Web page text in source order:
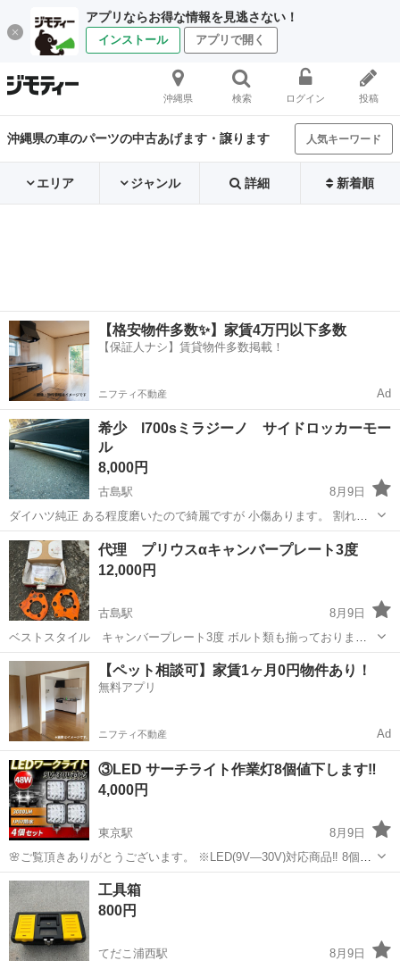
アプリならお得な情報を見逃さない！
インストール アプリで開く
沖縄県 検索 ログイン 投稿
沖縄県の車のパーツの中古あげます・譲ります 人気キーワード
エリア ジャンル 詳細 新着順
【格安物件多数✨】家賃4万円以下多数
【保証人ナシ】賃貸物件多数掲載！
ニフティ不動産 Ad
希少 l700sミラジーノ サイドロッカーモー
ル
8,000円
古島駅
8月9日
ダイハツ純正 ある程度磨いたので綺麗ですが 小傷あります。 割れ、
大きな傷などはありません。 両面テープのみで取り付ける物になりま
す。 テープの張り替えは購入者の方でお願いします。 ノークレームノ
ーリターン 値下げ不可...
沖縄 那覇市 古島駅 車のパーツ
代理 プリウスαキャンバープレート3度
12,000円
古島駅
8月9日
ベストスタイル キャンバープレート3度 ボルト類も揃っておりま
す。 ノークレームノーリターン 値下げ不可 細かい方、神経質な方お
断り
沖縄 那覇市 古島駅 車のパーツ キャンバー
【ペット相談可】家賃1ヶ月0円物件あり！
無料アプリ
ニフティ不動産 Ad
③LED サーチライト作業灯8個値下します‼️
4,000円
東京駅
8月9日
🌸ご覧頂きありがとうございます。 ※LED(9V―30V)対応商品‼️ 8個セ
ット4000円💴→3200円‼️ 6個セット 5個セット 4個セット1800円⭕即決
沖縄 宜野湾市 東京駅
工具箱
800円
てだこ浦西駅
8月9日